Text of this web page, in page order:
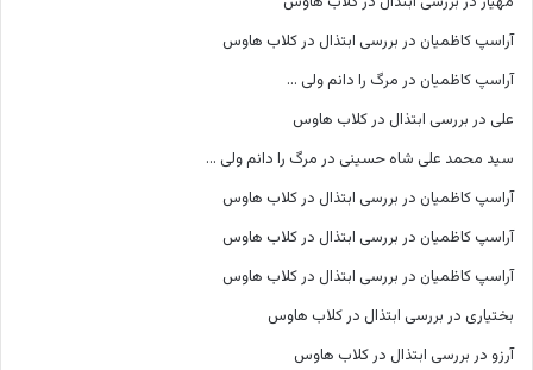
آراسپ کاظمیان در بررسی ابتذال در کلاب هاوس
آراسپ کاظمیان در مرگ را دانم ولی …
علی در بررسی ابتذال در کلاب هاوس
سید محمد علی شاه حسینی در مرگ را دانم ولی …
آراسپ کاظمیان در بررسی ابتذال در کلاب هاوس
آراسپ کاظمیان در بررسی ابتذال در کلاب هاوس
آراسپ کاظمیان در بررسی ابتذال در کلاب هاوس
بختیاری در بررسی ابتذال در کلاب هاوس
آرزو در بررسی ابتذال در کلاب هاوس